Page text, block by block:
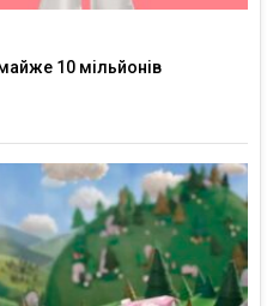
10 мільйонів